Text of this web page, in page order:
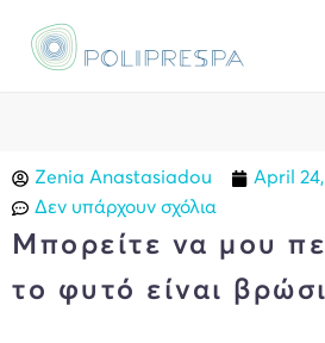
Zenia Anastasiadou April
Δεν υπάρχουν σχόλια
Μπορείτε να μου
το φυτό είναι